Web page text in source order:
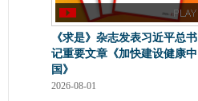
《求是》杂志发表习近平总书
记重要文章《加快建设健康中
国》
2026-08-01